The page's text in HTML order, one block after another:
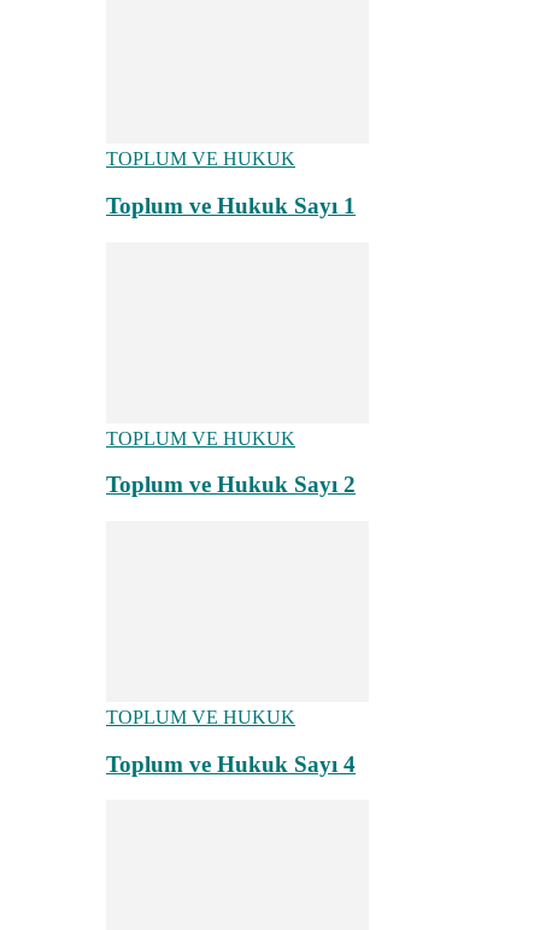
TOPLUM VE HUKUK
Toplum ve Hukuk Sayı 1
TOPLUM VE HUKUK
Toplum ve Hukuk Sayı 2
TOPLUM VE HUKUK
Toplum ve Hukuk Sayı 4